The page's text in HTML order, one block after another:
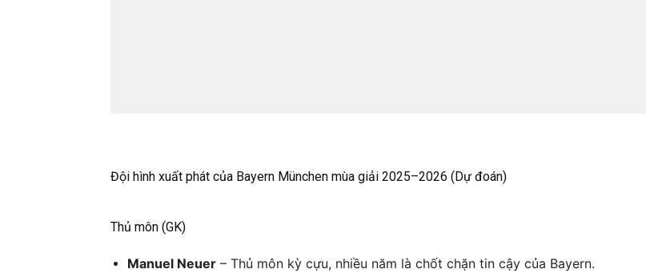
Đội hình xuất phát của Bayern München mùa giải 2025–2026 (Dự đoán)
Thủ môn (GK)
Manuel Neuer – Thủ môn kỳ cựu, nhiều năm là chốt chặn tin cậy của Bayern.